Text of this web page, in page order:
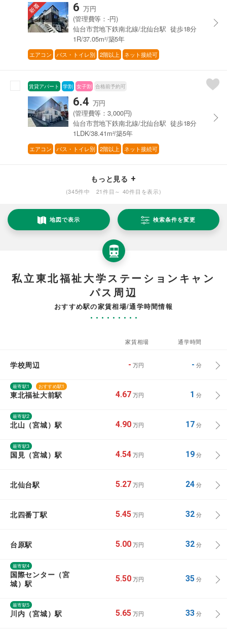
6 万円
(管理費等：-円)
仙台市営地下鉄南北線/北仙台駅 徒歩18分
1R/37.05m²/築5年
エアコン バス・トイレ別 2階以上 ネット接続可
賃貸アパート 学割 女子割 合格前予約可
6.4 万円
(管理費等：3,000円)
仙台市営地下鉄南北線/北仙台駅 徒歩18分
1LDK/38.41m²/築5年
エアコン バス・トイレ別 2階以上 ネット接続可
もっと見る
(345件中 21件目～ 40件目を表示)
地図で表示 検索条件を変更
私立東北福祉大学ステーションキャン
パス周辺
おすすめ駅の家賃相場/通学時間情報
家賃相場 通学時間
学校周辺 - 万円 - 分
最寄駅1 おすすめ駅1
東北福祉大前駅 4.67 万円 1 分
最寄駅2
北山（宮城）駅 4.90 万円 17分
最寄駅3
国見（宮城）駅 4.54 万円 19分
北仙台駅 5.27 万円 24分
北四番丁駅 5.45 万円 32分
台原駅 5.00 万円 32分
最寄駅4
国際センター（宮
城）駅
5.50 万円 35分
最寄駅5
川内（宮城）駅 5.65 万円 33分